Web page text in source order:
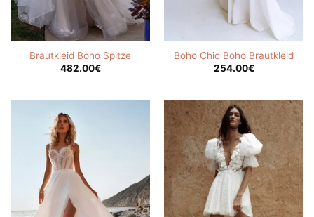
Brautkleid Boho Spitze
482.00€
Boho Chic Boho Brautkleid
254.00€